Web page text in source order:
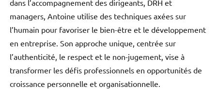
dans l’accompagnement des dirigeants, DRH et
managers, Antoine utilise des techniques axées sur
l’humain pour favoriser le bien-être et le développement
en entreprise. Son approche unique, centrée sur
l’authenticité, le respect et le non-jugement, vise à
transformer les défis professionnels en opportunités de
croissance personnelle et organisationnelle.